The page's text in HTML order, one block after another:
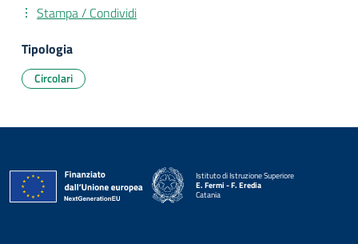
Stampa / Condividi
Tipologia
Circolari
Istituto di Istruzione Superiore
E. Fermi - F. Eredia
Catania